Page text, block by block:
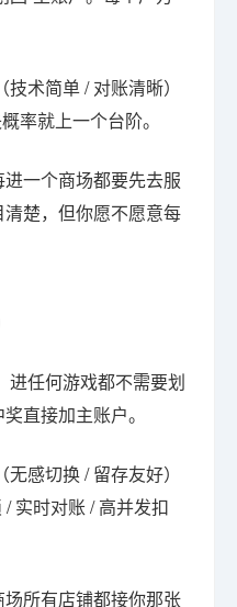
术简单 / 对账清晰）
率就上一个台阶。
一个商场都要先去服
楚，但你愿不愿意每
进任何游戏都不需要划
直接加主账户。
感切换 / 留存友好）
实时对账 / 高并发扣
所有店铺都接你那张